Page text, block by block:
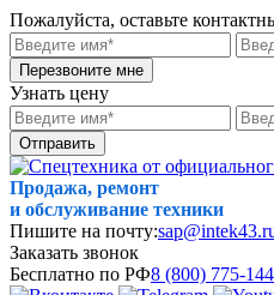
Пожалуйста, оставьте
Перезвоните мне
Узнать цену
Отправить
Продажа, ремонт
и обслуживание техники
Пишите на почту:
Заказать звонок
Бесплатно по РФ8 (800) 775-